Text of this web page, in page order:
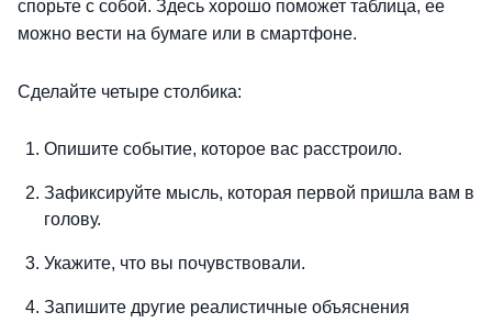
спорьте с собой. Здесь хорошо поможет таблица, ее
можно вести на бумаге или в смартфоне.
Сделайте четыре столбика:
Опишите событие, которое вас расстроило.
Зафиксируйте мысль, которая первой пришла вам в
голову.
Укажите, что вы почувствовали.
Запишите другие реалистичные объяснения